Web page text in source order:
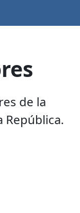
de la
República.